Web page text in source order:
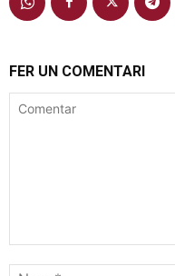
FER UN COMENTARI